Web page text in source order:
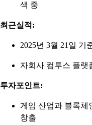
색 중
최근실적:
2025년 3월 21일 기
자회사 컴투스 플랫
투자포인트:
게임 산업과 블록체
창출